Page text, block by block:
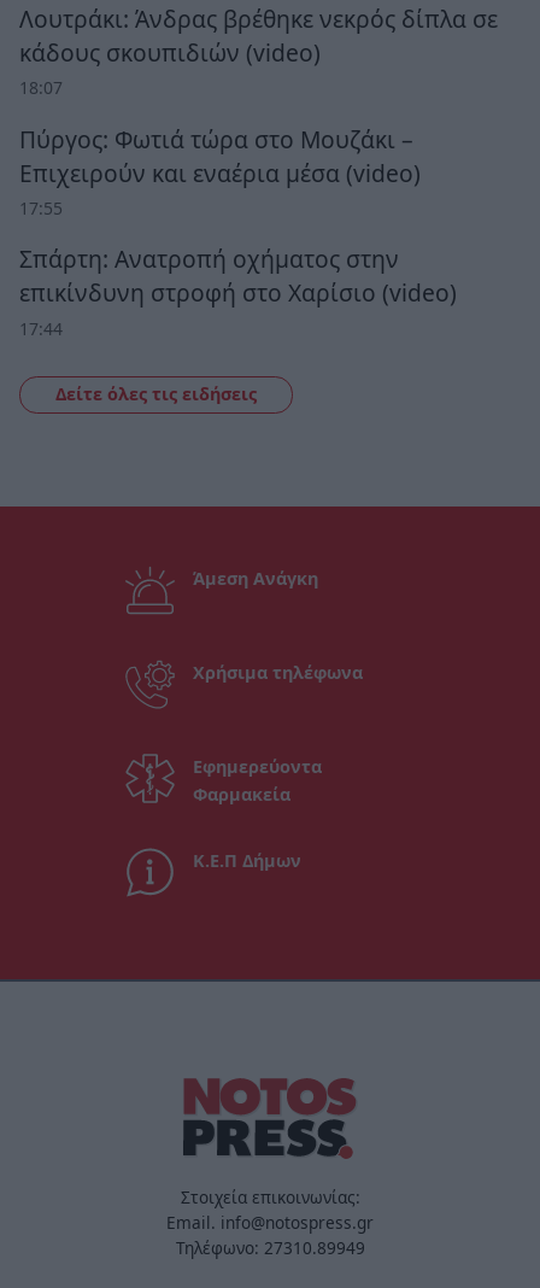
Λουτράκι: Άνδρας βρέθηκε νεκρός δίπλα σε
κάδους σκουπιδιών (video)
18:07
Πύργος: Φωτιά τώρα στο Μουζάκι –
Επιχειρούν και εναέρια μέσα (video)
17:55
Σπάρτη: Ανατροπή οχήματος στην
επικίνδυνη στροφή στο Χαρίσιο (video)
17:44
Δείτε όλες τις ειδήσεις
Άμεση Ανάγκη
Χρήσιμα τηλέφωνα
Εφημερεύοντα
Φαρμακεία
Κ.Ε.Π Δήμων
Στοιχεία επικοινωνίας:
Email. info@notospress.gr
Τηλέφωνο: 27310.89949